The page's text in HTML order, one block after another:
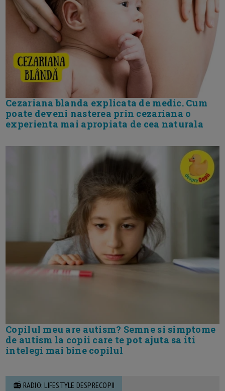
Cezariana blanda explicata de medic. Cum
poate deveni nasterea prin cezariana o
experienta mai apropiata de cea naturala
Copilul meu are autism? Semne si simptome
de autism la copii care te pot ajuta sa iti
intelegi mai bine copilul
📻 RADIO: LIFESTYLE DESPRECOPII